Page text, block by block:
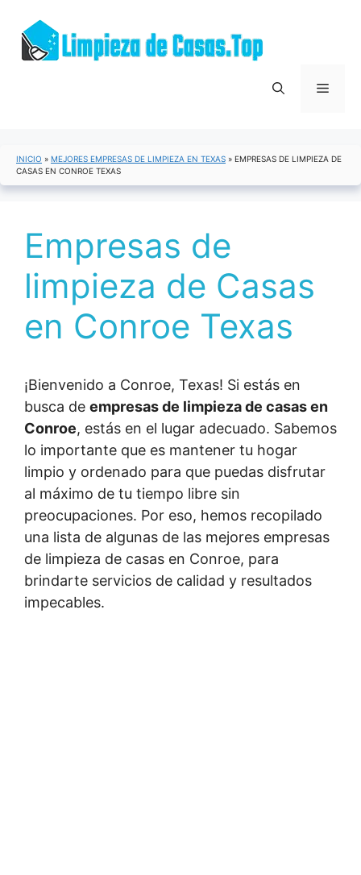
contenido
Menú
INICIO » MEJORES EMPRESAS DE LIMPIEZA EN TEXAS » EMPRESAS DE LIMPIEZA DE
CASAS EN CONROE TEXAS
Empresas de
limpieza de Casas
en Conroe Texas
¡Bienvenido a Conroe, Texas! Si estás en
busca de empresas de limpieza de casas en
Conroe, estás en el lugar adecuado. Sabemos
lo importante que es mantener tu hogar
limpio y ordenado para que puedas disfrutar
al máximo de tu tiempo libre sin
preocupaciones. Por eso, hemos recopilado
una lista de algunas de las mejores empresas
de limpieza de casas en Conroe, para
brindarte servicios de calidad y resultados
impecables.